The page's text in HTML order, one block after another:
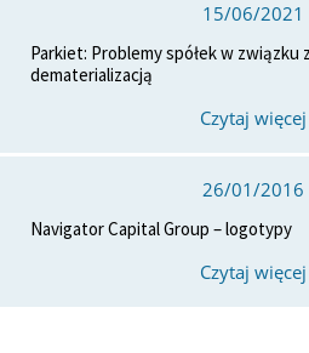
15/06/2021
Parkiet: Problemy spółek w związku
dematerializacją
Czytaj więcej
26/01/2016
Navigator Capital Group – logotypy
Czytaj więcej